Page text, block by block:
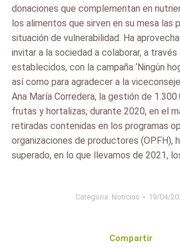
donaciones que complementan en
los alimentos que sirven en su mesa las
situación de vulnerabilidad. Ha
invitar a la sociedad a colaborar, a
establecidos, con la campaña ‘Ningún
así como para agradecer a la
Ana María Corredera, la gestión de
frutas y hortalizas, durante 2020, en el
retiradas contenidas en los programas
organizaciones de productores (OPFH),
superado, en lo que llevamos de 2021,
Categoria: Noticias 19/04/
Compartir